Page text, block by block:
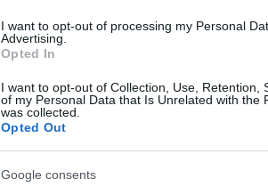
I want to opt-out of processing my Personal
Advertising.
Opted In
I want to opt-out of Collection, Use, Retention,
of my Personal Data that Is Unrelated with the
was collected.
Opted Out
Google consents
– Η
εκλογές
τα επεισόδια στο